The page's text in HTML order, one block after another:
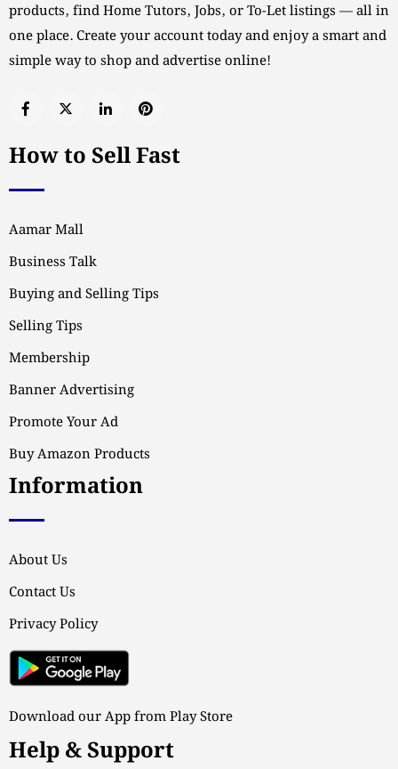
products, find Home Tutors, Jobs, or To-Let listings — all in
one place. Create your account today and enjoy a smart and
simple way to shop and advertise online!
How to Sell Fast
Aamar Mall
Business Talk
Buying and Selling Tips
Selling Tips
Membership
Banner Advertising
Promote Your Ad
Buy Amazon Products
Information
About Us
Contact Us
Privacy Policy
Download our App from Play Store
Help & Support